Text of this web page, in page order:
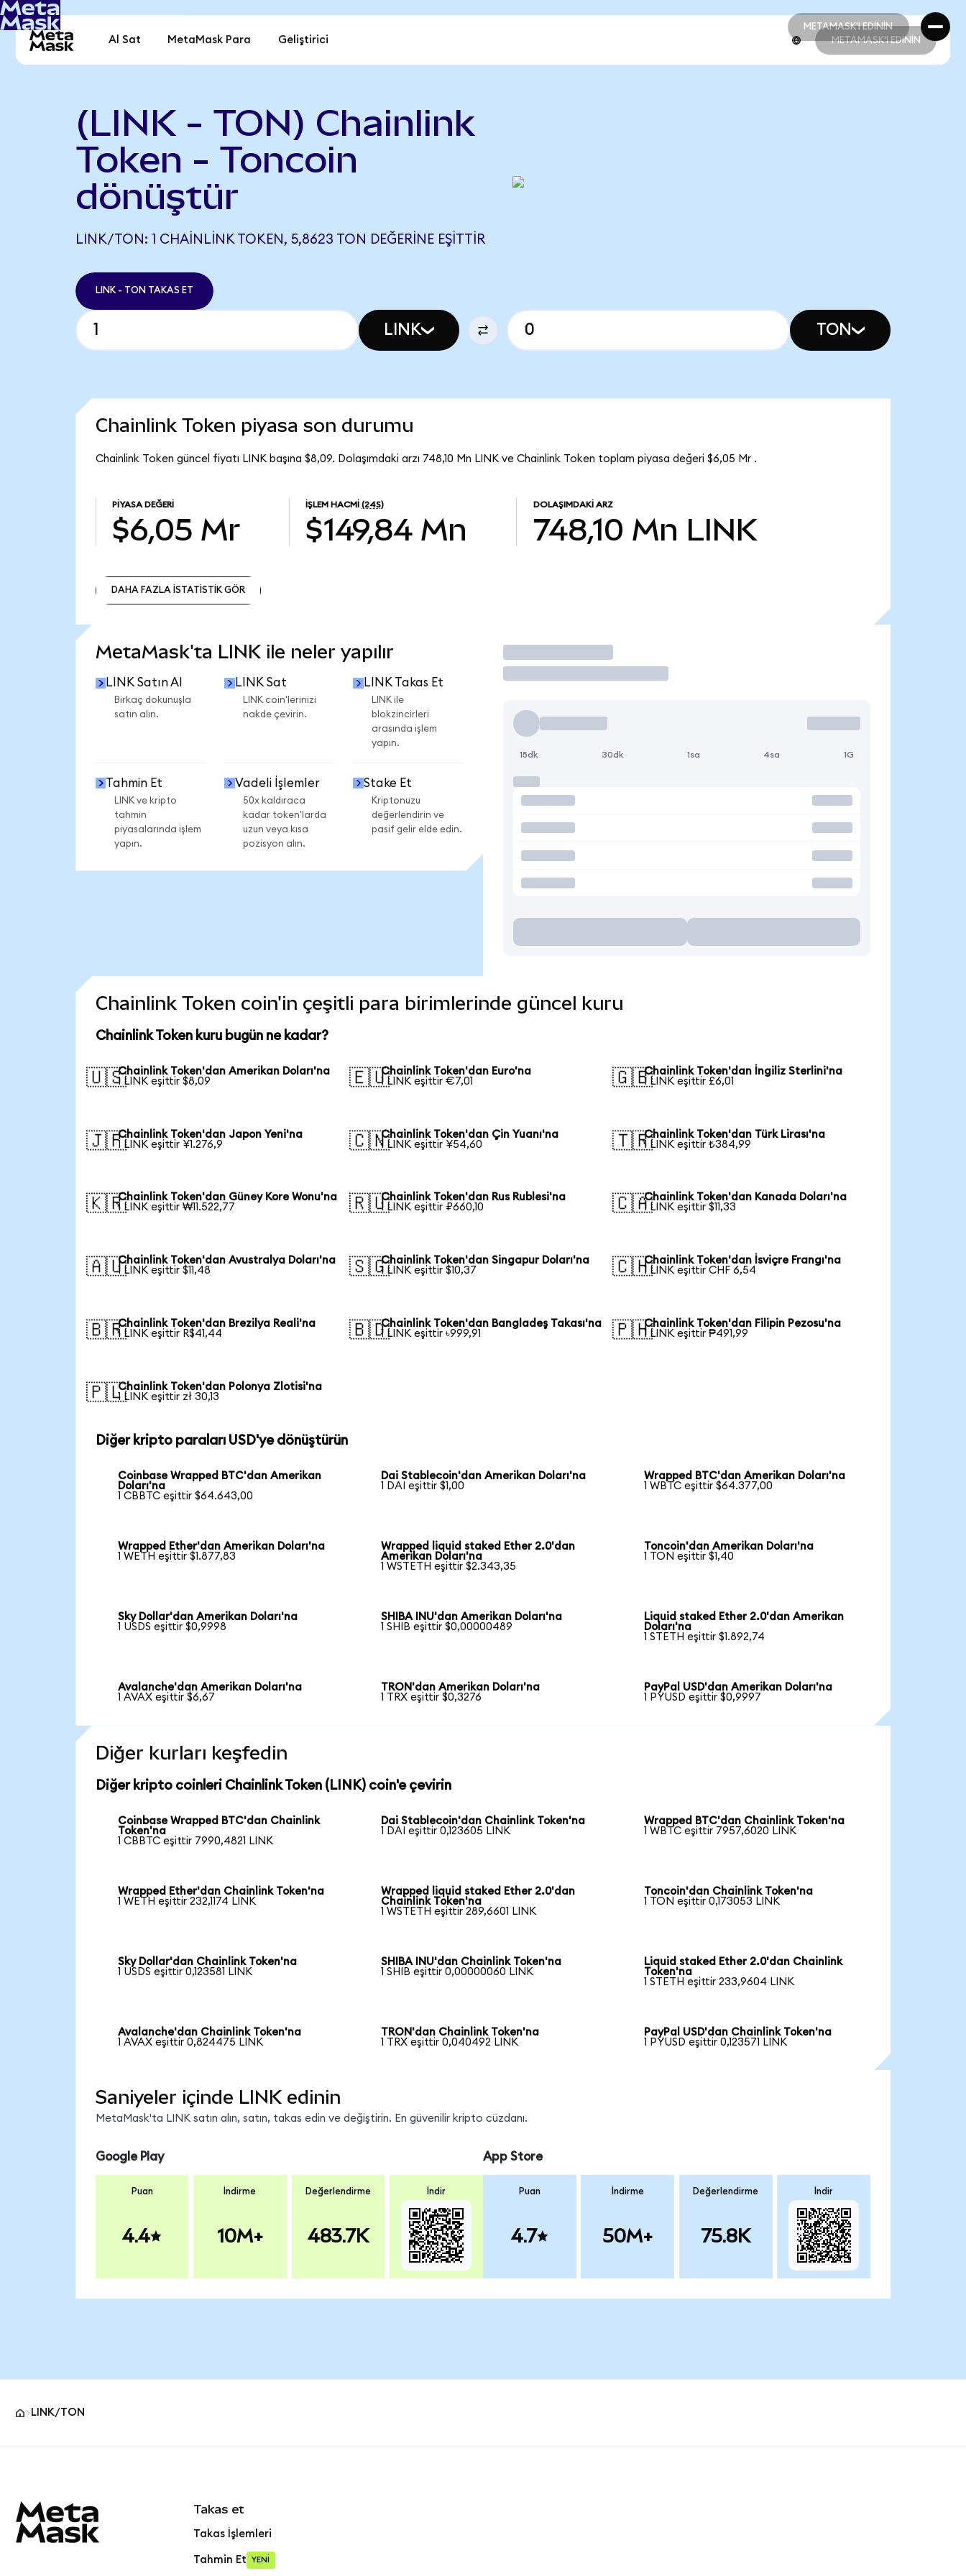
METAMASK'I EDİNİN
METAMASK'I EDİNİN
Al Sat MetaMask Para Geliştirici METAMASK'I EDİNİN
(LINK - TON) Chainlink
Token - Toncoin
dönüştür
LINK/TON: 1 CHAINLINK TOKEN, 5,8623 TON DEĞERINE EŞITTIR
LINK - TON TAKAS ET
LINK TON
Chainlink Token piyasa son durumu
Chainlink Token güncel fiyatı LINK başına $8,09. Dolaşımdaki arzı 748,10 Mn LINK ve Chainlink Token toplam piyasa değeri $6,05 Mr .
PIYASA DEĞERI
$6,05 Mr
İŞLEM HACMI (24S)
$149,84 Mn
DOLAŞIMDAKI ARZ
748,10 Mn LINK
DAHA FAZLA İSTATİSTİK GÖR
MetaMask'ta LINK ile neler yapılır
LINK Satın Al
Birkaç dokunuşla
satın alın.
LINK Sat
LINK coin'lerinizi
nakde çevirin.
LINK Takas Et
LINK ile
blokzincirleri
arasında işlem
yapın.
Tahmin Et
LINK ve kripto
tahmin
piyasalarında işlem
yapın.
Vadeli İşlemler
50x kaldıraca
kadar token'larda
uzun veya kısa
pozisyon alın.
Stake Et
Kriptonuzu
değerlendirin ve
pasif gelir elde edin.
İşlem Yap
15dk 30dk 1sa 4sa 1G
Chainlink Token coin'in çeşitli para birimlerinde güncel kuru
Chainlink Token kuru bugün ne kadar?
🇺🇸Chainlink Token'dan Amerikan Doları'na
1 LINK eşittir $8,09
🇪🇺Chainlink Token'dan Euro'na
1 LINK eşittir €7,01
🇬🇧Chainlink Token'dan İngiliz Sterlini'na
1 LINK eşittir £6,01
🇯🇵Chainlink Token'dan Japon Yeni'na
1 LINK eşittir ¥1.276,9
🇨🇳Chainlink Token'dan Çin Yuanı'na
1 LINK eşittir ¥54,60
🇹🇷Chainlink Token'dan Türk Lirası'na
1 LINK eşittir ₺384,99
🇰🇷Chainlink Token'dan Güney Kore Wonu'na
1 LINK eşittir ₩11.522,77
🇷🇺Chainlink Token'dan Rus Rublesi'na
1 LINK eşittir ₽660,10
🇨🇦Chainlink Token'dan Kanada Doları'na
1 LINK eşittir $11,33
🇦🇺Chainlink Token'dan Avustralya Doları'na
1 LINK eşittir $11,48
🇸🇬Chainlink Token'dan Singapur Doları'na
1 LINK eşittir $10,37
🇨🇭Chainlink Token'dan İsviçre Frangı'na
1 LINK eşittir CHF 6,54
🇧🇷Chainlink Token'dan Brezilya Reali'na
1 LINK eşittir R$41,44
🇧🇩Chainlink Token'dan Bangladeş Takası'na
1 LINK eşittir ৳999,91
🇵🇭Chainlink Token'dan Filipin Pezosu'na
1 LINK eşittir ₱491,99
🇵🇱Chainlink Token'dan Polonya Zlotisi'na
1 LINK eşittir zł 30,13
Diğer kripto paraları USD'ye dönüştürün
Coinbase Wrapped BTC'dan Amerikan
Doları'na
1 CBBTC eşittir $64.643,00
Dai Stablecoin'dan Amerikan Doları'na
1 DAI eşittir $1,00
Wrapped BTC'dan Amerikan Doları'na
1 WBTC eşittir $64.377,00
Wrapped Ether'dan Amerikan Doları'na
1 WETH eşittir $1.877,83
Wrapped liquid staked Ether 2.0'dan
Amerikan Doları'na
1 WSTETH eşittir $2.343,35
Toncoin'dan Amerikan Doları'na
1 TON eşittir $1,40
Sky Dollar'dan Amerikan Doları'na
1 USDS eşittir $0,9998
SHIBA INU'dan Amerikan Doları'na
1 SHIB eşittir $0,00000489
Liquid staked Ether 2.0'dan Amerikan
Doları'na
1 STETH eşittir $1.892,74
Avalanche'dan Amerikan Doları'na
1 AVAX eşittir $6,67
TRON'dan Amerikan Doları'na
1 TRX eşittir $0,3276
PayPal USD'dan Amerikan Doları'na
1 PYUSD eşittir $0,9997
Diğer kurları keşfedin
Diğer kripto coinleri Chainlink Token (LINK) coin'e çevirin
Coinbase Wrapped BTC'dan Chainlink
Token'na
1 CBBTC eşittir 7990,4821 LINK
Dai Stablecoin'dan Chainlink Token'na
1 DAI eşittir 0,123605 LINK
Wrapped BTC'dan Chainlink Token'na
1 WBTC eşittir 7957,6020 LINK
Wrapped Ether'dan Chainlink Token'na
1 WETH eşittir 232,1174 LINK
Wrapped liquid staked Ether 2.0'dan
Chainlink Token'na
1 WSTETH eşittir 289,6601 LINK
Toncoin'dan Chainlink Token'na
1 TON eşittir 0,173053 LINK
Sky Dollar'dan Chainlink Token'na
1 USDS eşittir 0,123581 LINK
SHIBA INU'dan Chainlink Token'na
1 SHIB eşittir 0,00000060 LINK
Liquid staked Ether 2.0'dan Chainlink
Token'na
1 STETH eşittir 233,9604 LINK
Avalanche'dan Chainlink Token'na
1 AVAX eşittir 0,824475 LINK
TRON'dan Chainlink Token'na
1 TRX eşittir 0,040492 LINK
PayPal USD'dan Chainlink Token'na
1 PYUSD eşittir 0,123571 LINK
Saniyeler içinde LINK edinin
MetaMask'ta LINK satın alın, satın, takas edin ve değiştirin. En güvenilir kripto cüzdanı.
Google Play
Puan
4.4
İndirme
10M+
Değerlendirme
483.7K
İndir
App Store
Puan
4.7
İndirme
50M+
Değerlendirme
75.8K
İndir
LINK/TON
Takas et
Takas İşlemleri
Tahmin Et YENİ